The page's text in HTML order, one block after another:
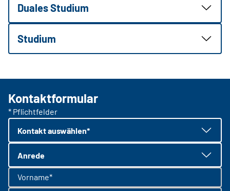
Duales Studium
Studium
Kontaktformular
* Pflichtfelder
Kontakt auswählen*
Anrede
Vorname*